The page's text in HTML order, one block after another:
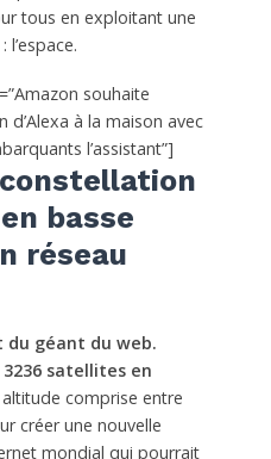
tous en exploitant une
souhaite
d’Alexa à la maison avec
l’assistant”]
basse
réseau
du géant du web.
satellites en
comprise entre
créer une nouvelle
mondial qui pourrait